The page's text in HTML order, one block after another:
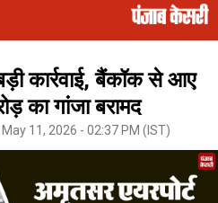
कार्रवाई, बैंकॉक से आए
का गांजा बरामद
11, 2026 - 02:37 PM (IST)